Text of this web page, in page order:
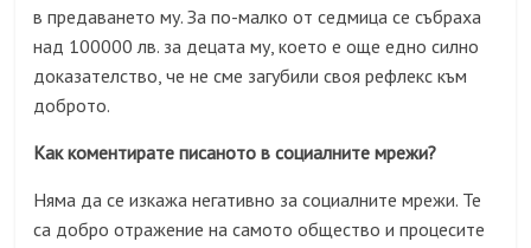
в предаването му. За по-малко от седмица се събраха
над 100000 лв. за децата му, което е още едно силно
доказателство, че не сме загубили своя рефлекс към
доброто.
Как коментирате писаното в социалните мрежи?
Няма да се изкажа негативно за социалните мрежи. Те
са добро отражение на самото общество и процесите